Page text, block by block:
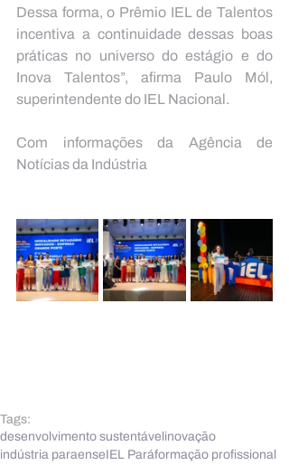
Dessa forma, o Prêmio IEL de Talentos
incentiva a continuidade dessas boas
práticas no universo do estágio e do
Inova Talentos”, afirma Paulo Mól,
superintendente do IEL Nacional.
Com informações da Agência de
Notícias da Indústria
Tags:
desenvolvimento sustentável inovação
indústria paraenseIEL Paráformação profissional